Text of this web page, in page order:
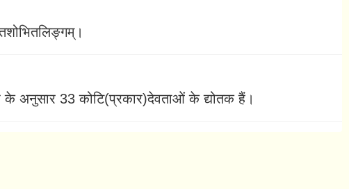
के अनुसार 33 कोटि(प्रकार)देवताओं के द्योतक हैं।